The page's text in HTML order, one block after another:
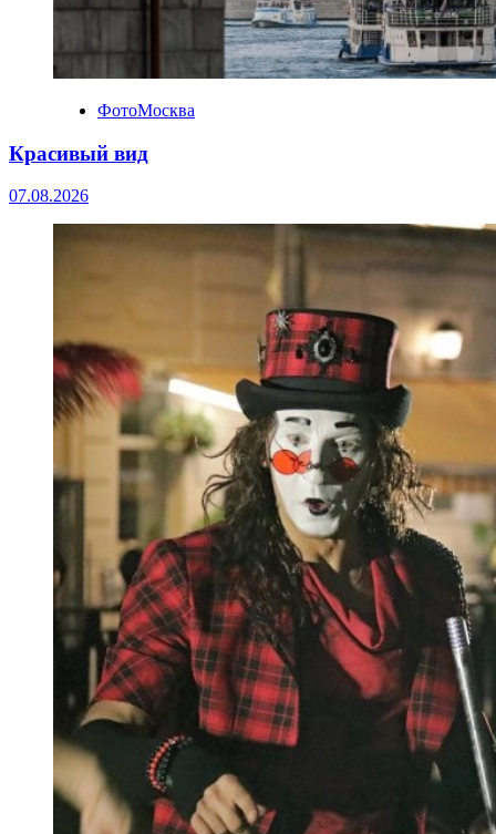
ФотоМосква
Красивый вид
07.08.2026